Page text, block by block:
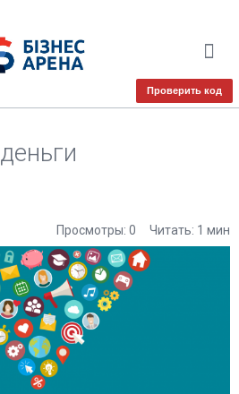
Проверить код
деньги
Читать: 1 мин
Просмотры: 0